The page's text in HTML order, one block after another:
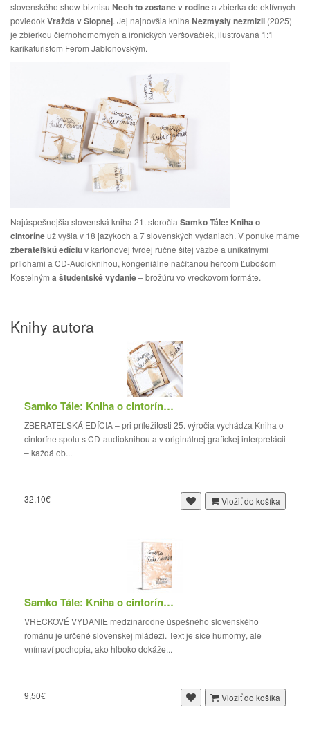
slovenského show-biznisu Nech to zostane v rodinea zbierka detektívnych
poviedokVražda v Slopnej. Jej najnovšia kniha Nezmysly nezmizli (2025)
je zbierkou čiernohomorných a ironických veršovačiek, ilustrovaná 1:1
karikaturistom Ferom Jablonovským.
Najúspešnejšia slovenská kniha 21. storočia Samko Tále: Kniha o
cintoríneuž vyšla v 18 jazykoch a 7 slovenských vydaniach. V ponuke máme
zberateľskú edíciuv kartónovej tvrdej ručne šitej väzbe a unikátnymi
prílohami a CD-Audioknihou, kongeniálne načítanou hercom Ľubošom
Kostelným a študentské vydanie– brožúru vo vreckovom formáte.
Knihy autora
Samko Tále: Kniha o cintoríne (zberateľská edíci...
ZBERATEĽSKÁ EDÍCIA – pri príležitosti 25. výročia vychádza Kniha o
cintoríne spolu s CD-audioknihou a v originálnej grafickej interpretácii
– každá ob...
32,10€ Vložiť do košíka
Samko Tále: Kniha o cintoríne (vreckové vydanie)
VRECKOVÉ VYDANIE medzinárodne úspešného slovenského
románu je určené slovenskej mládeži. Text je síce humorný, ale
vnímaví pochopia, ako hlboko dokáže...
9,50€ Vložiť do košíka